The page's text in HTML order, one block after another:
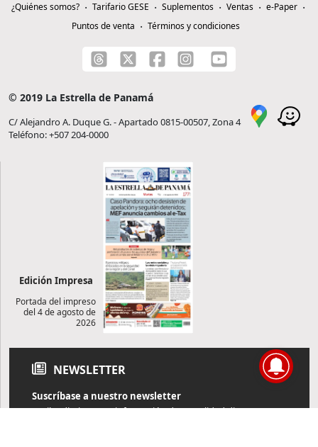
¿Quiénes somos? Tarifario GESE Suplementos Ventas
e-Paper
Puntos de venta
Términos y condiciones
© 2019 La Estrella de Panamá
C/ Alejandro A. Duque G. - Apartado 0815-00507, Zona 4
Teléfono: +507 204-0000
Edición Impresa
Portada del impreso
del 4 de agosto de
2026
NEWSLETTER
Suscríbase a nuestro newsletter
Reciba diariamente información de actualidad directamente en